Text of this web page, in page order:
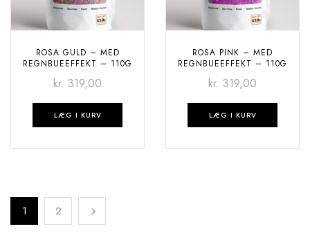
ROSA GULD – MED
REGNBUEEFFEKT – 110G
kr. 319,00
LÆG I KURV
ROSA PINK – MED
REGNBUEEFFEKT – 110G
kr. 319,00
LÆG I KURV
1 2